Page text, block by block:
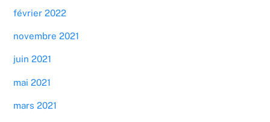
février 2022
novembre 2021
juin 2021
mai 2021
mars 2021